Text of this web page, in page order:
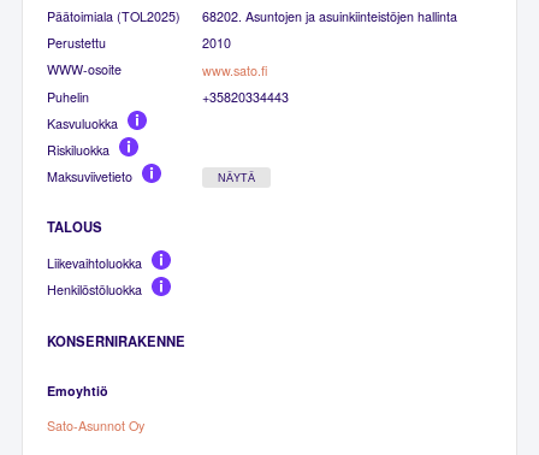
Päätoimiala (TOL2025)
68202. Asuntojen ja asuinkiinteistöjen hallinta
Perustettu
2010
WWW-osoite
www.sato.fi
Puhelin
+35820334443
Kasvuluokka
Riskiluokka
Maksuviivetieto
NÄYTÄ
TALOUS
Liikevaihtoluokka
Henkilöstöluokka
KONSERNIRAKENNE
Emoyhtiö
Sato-Asunnot Oy